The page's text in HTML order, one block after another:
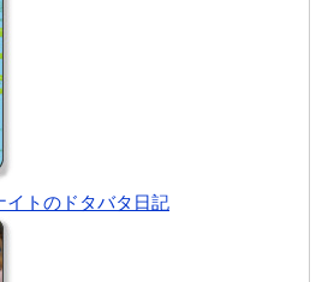
イトのドタバタ日記